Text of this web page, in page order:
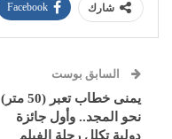
شارك Facebook
السابق بوست
يمنى خطاب تعبر (50 متر)
نحو المجد.. وأول جائزة
دولية تكلل رحلة الفيلم